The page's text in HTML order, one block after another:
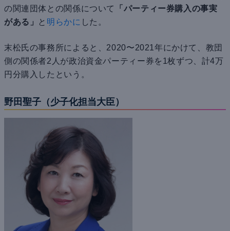
の関連団体との関係について
「パーティー券購入の事実
がある」
と 明らかに した。
末松氏の事務所によると、2020〜2021年にかけて、教団
側の関係者2人が政治資金パーティー券を1枚ずつ、計4万
円分購入したという。
野田聖子（少子化担当大臣）